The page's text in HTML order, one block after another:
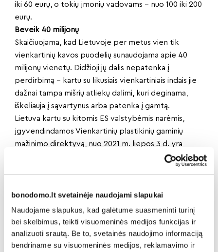
bonodomo.lt svetainėje naudojami slapukai
Naudojame slapukus, kad galėtume suasmeninti turinį
bei skelbimus, teikti visuomeninės medijos funkcijas ir
analizuoti srautą. Be to, svetainės naudojimo informaciją
bendriname su visuomeninės medijos, reklamavimo ir
iki 60 eurų, o tokių įmonių vadovams – nuo 100 iki 200
eurų.
Beveik 40 milijonų
Skaičiuojama, kad Lietuvoje per metus vien tik
vienkartinių kavos puodelių sunaudojama apie 40
milijonų vienetų. Didžioji jų dalis nepatenka į
perdirbimą – kartu su likusiais vienkartiniais indais jie
dažnai tampa mišrių atliekų dalimi, kuri deginama,
iškeliauja į sąvartynus arba patenka į gamtą.
Lietuva kartu su kitomis ES valstybėmis narėmis,
įgyvendindamos Vienkartinių plastikinių gaminių
mažinimo direktyvą, nuo 2021 m. liepos 3 d. yra
uždraudusios į rinką teikti tam tikrus vienkartinius
gegužės 1 d. įsigaliosiančiu reglamentavimu toliau
kryptingai siekiama prisidėti prie vienkartinių
plastikinių gaminių naudojimo mažinimo.
2024 m. gruodžio 19 d. priimtame Pakuočių ir
pakuočių atliekų reglamente numatyti dar griežtesni